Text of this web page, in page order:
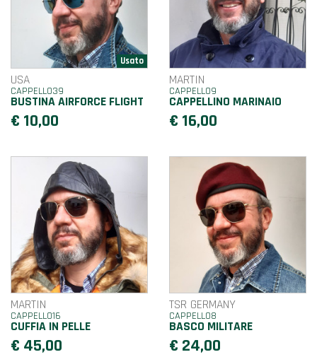
USA
CAPPELLO39
BUSTINA AIRFORCE FLIGHT
€ 10,00
MARTIN
CAPPELLO9
CAPPELLINO MARINAIO
€ 16,00
MARTIN
CAPPELLO16
CUFFIA IN PELLE
€ 45,00
TSR GERMANY
CAPPELLO8
BASCO MILITARE
€ 24,00